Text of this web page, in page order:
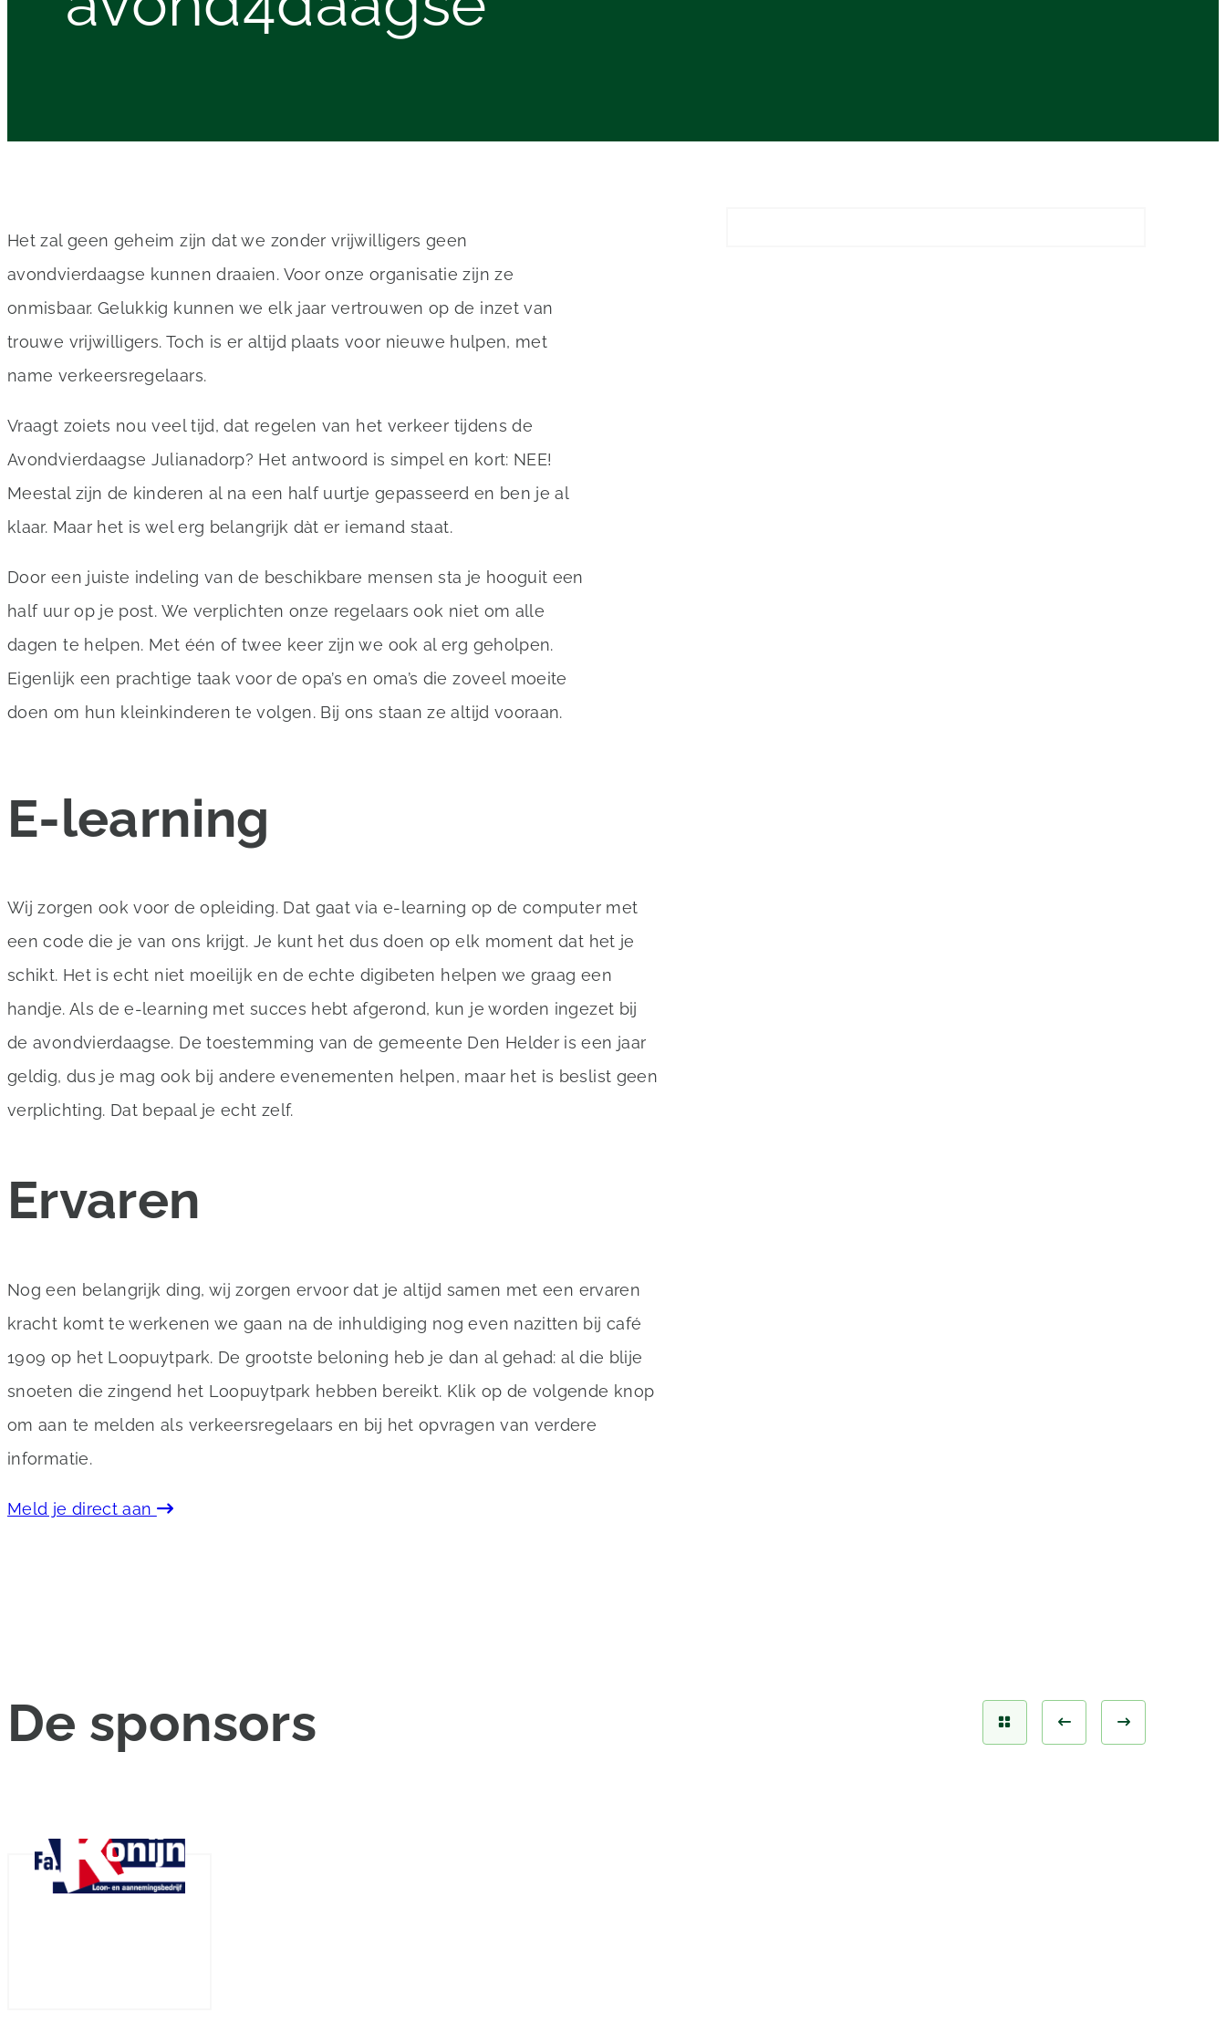
Het zal geen geheim zijn dat we zonder vrijwilligers geen
avondvierdaagse kunnen draaien. Voor onze organisatie zijn ze
onmisbaar. Gelukkig kunnen we elk jaar vertrouwen op de inzet van
trouwe vrijwilligers. Toch is er altijd plaats voor nieuwe hulpen, met
name verkeersregelaars.
Vraagt zoiets nou veel tijd, dat regelen van het verkeer tijdens de
Avondvierdaagse Julianadorp? Het antwoord is simpel en kort: NEE!
Meestal zijn de kinderen al na een half uurtje gepasseerd en ben je al
klaar. Maar het is wel erg belangrijk dàt er iemand staat.
Door een juiste indeling van de beschikbare mensen sta je hooguit een
half uur op je post. We verplichten onze regelaars ook niet om alle
dagen te helpen. Met één of twee keer zijn we ook al erg geholpen.
Eigenlijk een prachtige taak voor de opa’s en oma’s die zoveel moeite
doen om hun kleinkinderen te volgen. Bij ons staan ze altijd vooraan.
E-learning
Wij zorgen ook voor de opleiding. Dat gaat via e-learning op de computer met
een code die je van ons krijgt. Je kunt het dus doen op elk moment dat het je
schikt. Het is echt niet moeilijk en de echte digibeten helpen we graag een
handje. Als de e-learning met succes hebt afgerond, kun je worden ingezet bij
de avondvierdaagse. De toestemming van de gemeente Den Helder is een jaar
geldig, dus je mag ook bij andere evenementen helpen, maar het is beslist geen
verplichting. Dat bepaal je echt zelf.
Ervaren
Nog een belangrijk ding, wij zorgen ervoor dat je altijd samen met een ervaren
kracht komt te werkenen we gaan na de inhuldiging nog even nazitten bij café
1909 op het Loopuytpark. De grootste beloning heb je dan al gehad: al die blije
snoeten die zingend het Loopuytpark hebben bereikt. Klik op de volgende knop
om aan te melden als verkeersregelaars en bij het opvragen van verdere
informatie.
Meld je direct aan
De sponsors